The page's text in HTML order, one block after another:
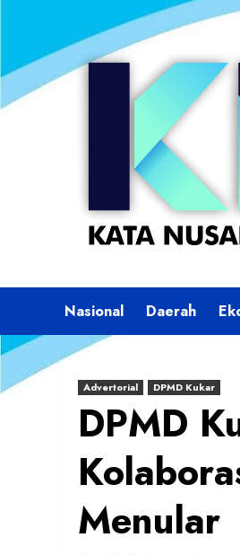
content
Nasional Daerah
Advertorial DPMD Kukar
DPMD
Menular